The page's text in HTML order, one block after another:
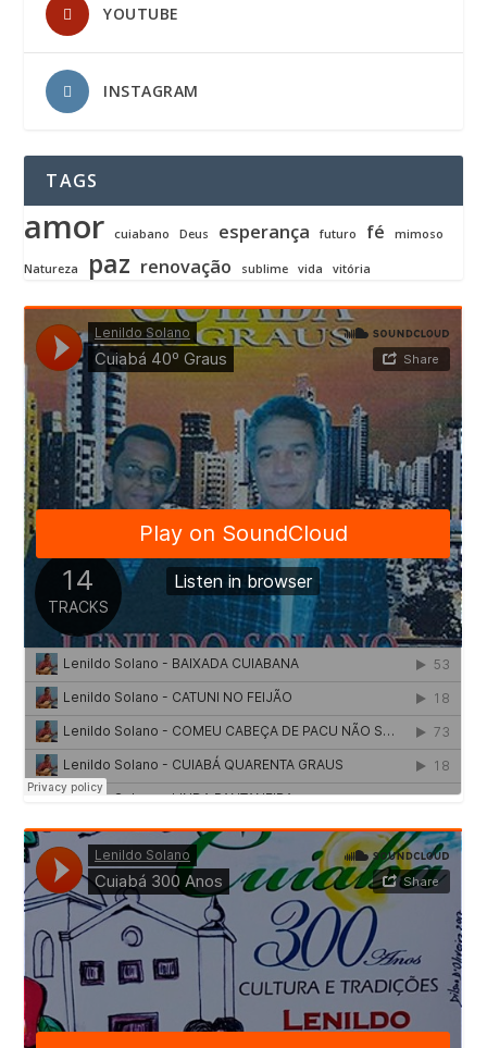
YOUTUBE
INSTAGRAM
TAGS
amor cuiabano Deus esperança futuro fé mimoso
Natureza paz renovação sublime vida vitória